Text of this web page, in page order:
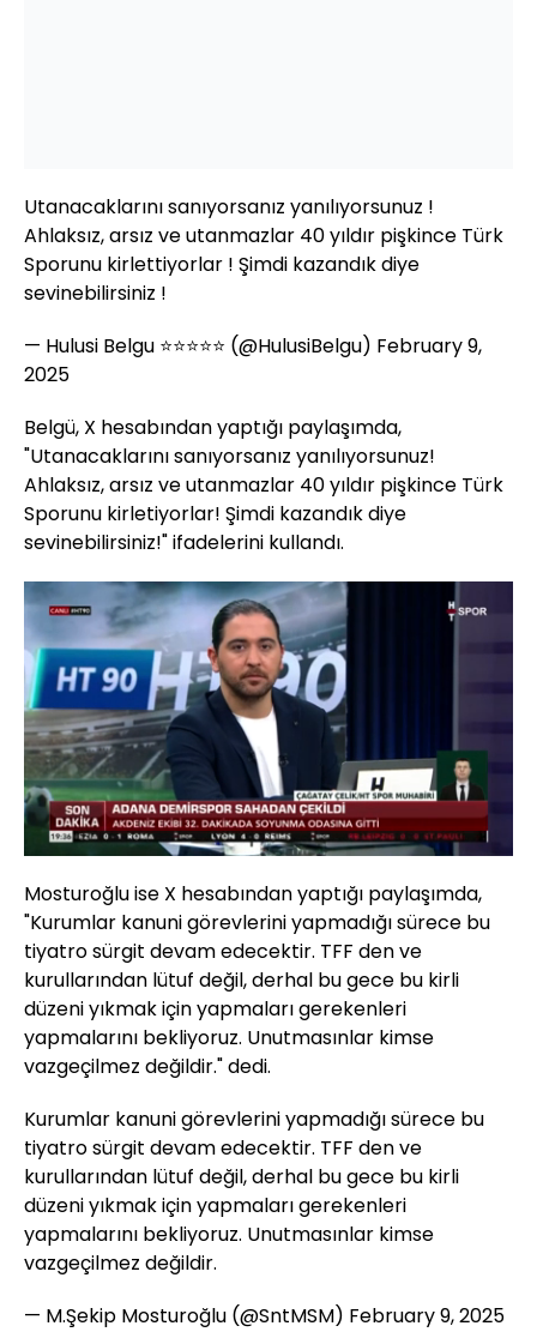
Utanacaklarını sanıyorsanız yanılıyorsunuz !
Ahlaksız, arsız ve utanmazlar 40 yıldır pişkince Türk
Sporunu kirlettiyorlar ! Şimdi kazandık diye
sevinebilirsiniz !
— Hulusi Belgu ⭐️⭐️⭐️⭐️⭐️ (@HulusiBelgu) February 9,
2025
Belgü, X hesabından yaptığı paylaşımda,
"Utanacaklarını sanıyorsanız yanılıyorsunuz!
Ahlaksız, arsız ve utanmazlar 40 yıldır pişkince Türk
Sporunu kirletiyorlar! Şimdi kazandık diye
sevinebilirsiniz!" ifadelerini kullandı.
Sesi
Aç
Yüklendi:
9.02%
Oynatma
Hızı
Mosturoğlu ise X hesabından yaptığı paylaşımda,
"Kurumlar kanuni görevlerini yapmadığı sürece bu
tiyatro sürgit devam edecektir. TFF den ve
kurullarından lütuf değil, derhal bu gece bu kirli
düzeni yıkmak için yapmaları gerekenleri
yapmalarını bekliyoruz. Unutmasınlar kimse
vazgeçilmez değildir." dedi.
Kurumlar kanuni görevlerini yapmadığı sürece bu
tiyatro sürgit devam edecektir. TFF den ve
kurullarından lütuf değil, derhal bu gece bu kirli
düzeni yıkmak için yapmaları gerekenleri
yapmalarını bekliyoruz. Unutmasınlar kimse
vazgeçilmez değildir.
— M.Şekip Mosturoğlu (@SntMSM) February 9, 2025